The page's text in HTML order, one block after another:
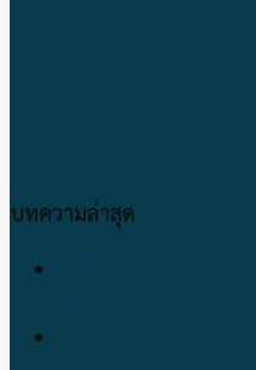
บทความล่าสุด